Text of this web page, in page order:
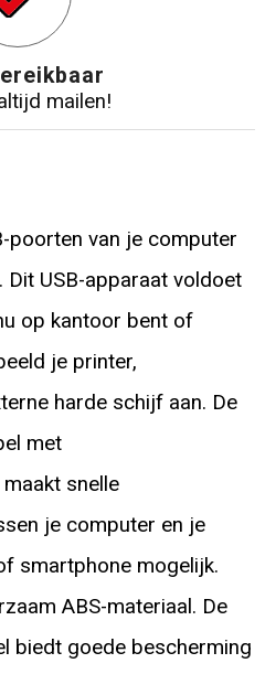
mailen!
poorten van je computer
Dit USB-apparaat voldoet
op kantoor bent of
je printer,
harde schijf aan. De
met
snelle
je computer en je
smartphone mogelijk.
ABS-materiaal. De
biedt goede bescherming